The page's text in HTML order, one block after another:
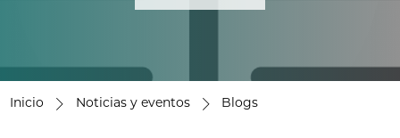
Inicio Noticias y eventos Blogs